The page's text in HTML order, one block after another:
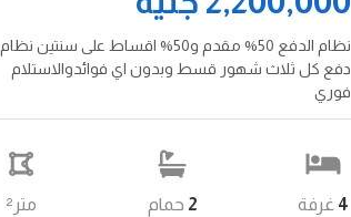
نظام الدفع 50% مقدم و50% اقساط على سنتين نظام
دفع كل ثلاث شهور قسط وبدون اي فوائدوالاستلام
فوري
4 غرفة 2 حمام متر²